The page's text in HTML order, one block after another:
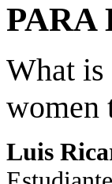
PARA
What
women
Luis